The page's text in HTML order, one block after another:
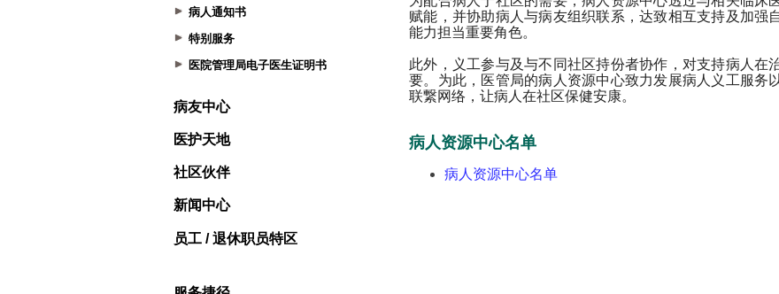
病人通知书
特别服务
医院管理局电子医生证明书
病友中心
医护天地
社区伙伴
新闻中心
员工 / 退休职员特区